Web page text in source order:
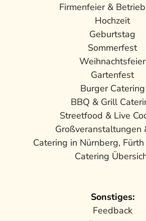
Firmenfeier &
Hochzeit
Geburtstag
Sommerfest
Weihnachtsfeier
Gartenfest
Burger Catering
BBQ & Grill
Streetfood & Live
Großveranstaltungen
Catering in Nürnberg,
Catering
Sonstiges:
Feedback